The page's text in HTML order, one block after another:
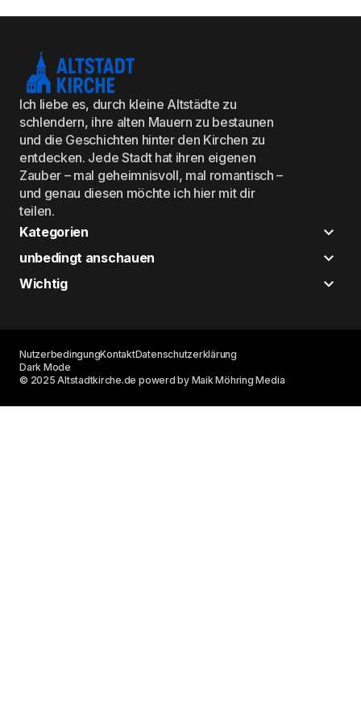
Ich liebe es, durch kleine Altstädte zu
schlendern, ihre alten Mauern zu bestaunen
und die Geschichten hinter den Kirchen zu
entdecken. Jede Stadt hat ihren eigenen
Zauber – mal geheimnisvoll, mal romantisch –
und genau diesen möchte ich hier mit dir
teilen.
Kategorien
unbedingt anschauen
Wichtig
© 2025 Altstadtkirche.de powerd by Maik Möhring Media
NutzerbedingungKontaktDatenschutzerklärung
Dark Mode